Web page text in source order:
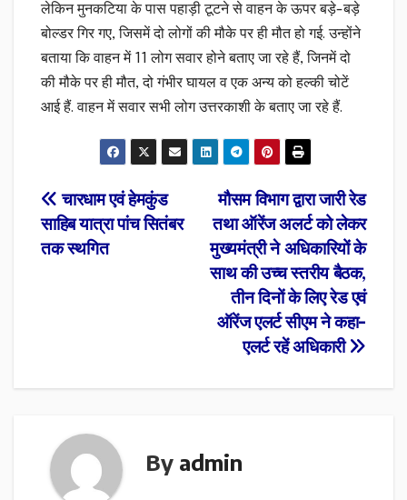
लेकिन मुनकटिया के पास पहाड़ी टूटने से वाहन के ऊपर बड़े-बड़े
बोल्डर गिर गए, जिसमें दो लोगों की मौके पर ही मौत हो गई. उन्होंने
बताया कि वाहन में 11 लोग सवार होने बताए जा रहे हैं, जिनमें दो
की मौके पर ही मौत, दो गंभीर घायल व एक अन्य को हल्की चोटें
आई हैं. वाहन में सवार सभी लोग उत्तरकाशी के बताए जा रहे हैं.
Post
navigation
मौसम विभाग द्वारा जारी रेड
तथा ऑरेंज अलर्ट को लेकर
मुख्यमंत्री ने अधिकारियों के
साथ की उच्च स्तरीय बैठक,
तीन दिनों के लिए रेड एवं
ऑरेंज एलर्ट सीएम ने कहा-
एलर्ट रहें अधिकारी
चारधाम एवं हेमकुंड
साहिब यात्रा पांच सितंबर
तक स्थगित
By admin